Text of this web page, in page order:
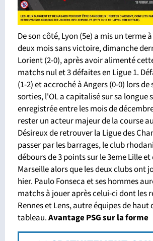
De son côté, Lyon (5e) a mis un terme
deux mois sans victoire, dimanche
Lorient (2-0), après avoir alimenté
matchs nul et 3 défaites en Ligue 1.
(1-2) et accroché à Angers (0-0) lors de
sorties, l'OL a capitalisé sur sa longue
enregistrée entre les mois de
rester un acteur majeur de la course
Désireux de retrouver la Ligue des
passer par les barrages, le club
débours de 3 points sur le 3eme Lille et
Marseille alors que les deux clubs ont
hier. Paulo Fonseca et ses hommes
matchs à jouer après celui-ci dont les
Rennes et Lens, autre équipes de haut
tableau.Avantage PSG sur la forme